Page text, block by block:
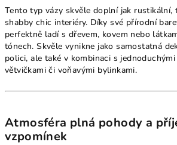
Tento typ vázy skvěle doplní jak rustikální,
shabby chic interiéry. Díky své přírodní
perfektně ladí s dřevem, kovem nebo
tónech. Skvěle vynikne jako samostatná
polici, ale také v kombinaci s
větvičkami či voňavými bylinkami.
Atmosféra plná pohody a
vzpomínek